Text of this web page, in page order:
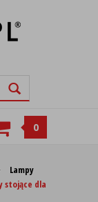
0
Lampy
stojące dla